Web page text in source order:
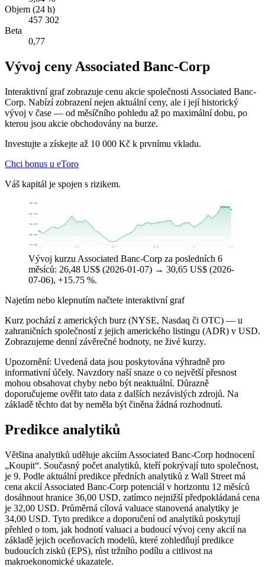
Objem (24 h)
457 302
Beta
0,77
Vývoj ceny Associated Banc-Corp
Interaktivní graf zobrazuje cenu akcie společnosti Associated Banc-
Corp. Nabízí zobrazení nejen aktuální ceny, ale i její historický
vývoj v čase — od měsíčního pohledu až po maximální dobu, po
kterou jsou akcie obchodovány na burze.
Investujte a získejte až 10 000 Kč k prvnímu vkladu.
Chci bonus u eToro
Váš kapitál je spojen s rizikem.
23,78 US$
25,81 US$
27,84 US$
29,87 US$
31,90 US$
7. 1. 11. 2. 18. 3. 27. 4. 1. 6. 6. 7.
30,65 US$
Vývoj kurzu Associated Banc-Corp za posledních 6
měsíců: 26,48 US$ (2026-01-07) → 30,65 US$ (2026-
07-06), +15.75 %.
Najetím nebo klepnutím načtete interaktivní graf
Kurz pochází z amerických burz (NYSE, Nasdaq či OTC) — u
zahraničních společností z jejich amerického listingu (ADR) v USD.
Zobrazujeme denní závěrečné hodnoty, ne živé kurzy.
Upozornění: Uvedená data jsou poskytována výhradně pro
informativní účely. Navzdory naší snaze o co největší přesnost
mohou obsahovat chyby nebo být neaktuální. Důrazně
doporučujeme ověřit tato data z dalších nezávislých zdrojů. Na
základě těchto dat by neměla být činěna žádná rozhodnutí.
Predikce analytiků
Většina analytiků uděluje akciím Associated Banc-Corp hodnocení
„Koupit“. Současný počet analytiků, kteří pokrývají tuto společnost,
je 9. Podle aktuální predikce předních analytiků z Wall Street má
cena akcií Associated Banc-Corp potenciál v horizontu 12 měsíců
dosáhnout hranice 36,00 USD, zatímco nejnižší předpokládaná cena
je 32,00 USD. Průměrná cílová valuace stanovená analytiky je
34,00 USD. Tyto predikce a doporučení od analytiků poskytují
přehled o tom, jak hodnotí valuaci a budoucí vývoj ceny akcií na
základě jejich oceňovacích modelů, které zohledňují predikce
budoucích zisků (EPS), růst tržního podílu a citlivost na
makroekonomické ukazatele.